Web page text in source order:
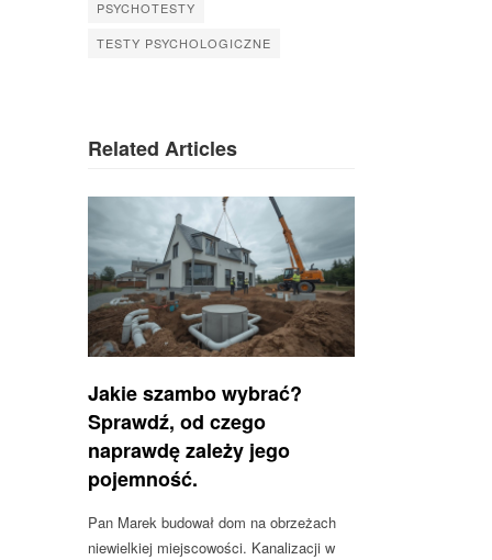
PSYCHOTESTY
TESTY PSYCHOLOGICZNE
Related Articles
Jakie szambo wybrać?
Sprawdź, od czego
naprawdę zależy jego
pojemność.
Pan Marek budował dom na obrzeżach
niewielkiej miejscowości. Kanalizacji w